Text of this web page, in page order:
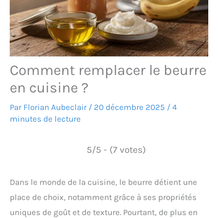
Comment remplacer le beurre
en cuisine ?
Par Florian Aubeclair / 20 décembre 2025 / 4
minutes de lecture
5/5 - (7 votes)
Dans le monde de la cuisine, le beurre détient une
place de choix, notamment grâce à ses propriétés
uniques de goût et de texture. Pourtant, de plus en
e
r